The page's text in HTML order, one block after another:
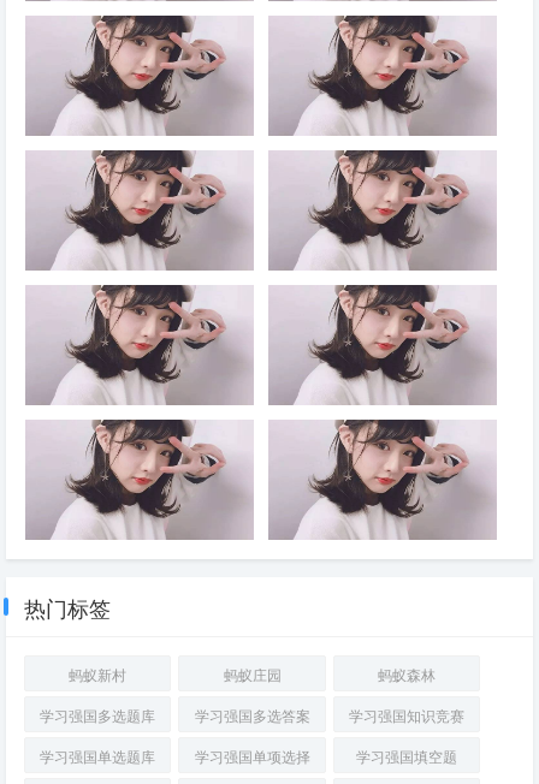
2026年7月30日召开的中共中央
政治局会议强调，要有效扩大
____，适应不同群体消费需求
扩大优质供给，挖掘____潜
力。扎实推进____规划建设。
加快现代化产业体系建设，加强
对基础研究的长期稳定支持，深
入实施“人工智能+”行动，发展
____，完善人工智能治理体
系。积极推动前沿技术突破和未
来产业发展，着力打造____，
持续推动传统产业改造升级
2026年7月30日召开的中共中央
政治局会议认为，今年以来，以
习近平同志为核心的党中央团结
带领全党全国各族人民锐意进
取、奋勇拼搏，坚持统筹国内国
际两个大局，统筹发展和安全，
有效应对各种外部冲击和内部困
难，我国经济呈现____、____
的发展态势。同时，要高度重视
经济运行中的困难挑战，坚定信
心，迎难而上，用好各种机遇和
优势，推动高质量发展行稳致远
2026年7月30日召开的中共中央
政治局会议强调，持之以恒推进
全面从严治党要坚持马克思列宁
主义、毛泽东思想、邓小平理
论、“三个代表”重要思想、科学
发展观，全面贯彻____，深入
学习贯彻____，落实____，以
____为根本，坚持和加强党中
央集中统一领导，着眼于提高党
的长期执政能力、保持党的先进
性和纯洁性、保持党同人民群众
的血肉联系，坚持严的基调不动
摇，健全全面从严治党体系，以
党的政治建设为统领，全面推进
党的各方面建设，充分激发全党
积极性主动性创造性，不断实现
党的自我净化、自我完善、自我
革新、自我提高，确保党始终成
为走在时代前列、人民衷心拥
护、经得起各种风浪考验、朝气
成为中国特色社会主义事业的坚
强领导核心。 ①习近平新时代
党建思想③新时代党的建设总要
求④党章。
2026年7月30日召开的中共中央
政治局会议指出，党的十八大以
来，全面从严治党取得伟大成
就，开辟了百年大党____新境
界，推动党和国家事业取得历史
性成就、发生历史性变革，党和
人民赢得强党强国的历史主动。
同时，随着世情国情党情发生深
刻变化，全面从严治党也面临许
多新情况新问题。全党必须从巩
固____、实现____的战略高
度，深刻认识持之以恒推进全面
从严治党的重大意义，坚定信
心，保持定力，以____把新时
代全面从严治党宝贵经验坚持
好、运用好，把党的建设面临的
突出问题整治好、解决好，把管
党治党形成的良好政治局面巩固
好、发展好
2026年7月30日，中共中央政治
局召开会议，决定今年10月在
北京召开中国共产党第二十届中
央委员会____全体会议，主要
议程是，中共中央政治局向中央
委员会报告工作，研究____若
干重大问题。会议分析研究当前
经济形势，部署____经济工
作。中共中央总书记习近平主持
会议
历史和现实都告诉我们，
____，是党的性质和宗旨的体
现，是中国共产党区别于其他政
党的显著标志，也是党发展壮大
的重要原因；能否保持党同人民
群众的血肉联系，决定着党的事
业的成败
要完善党内法规制定体制机制，
注重党内法规同国家法律的衔接
和协调，构建以____为根本、
若干配套党内法规为支撑的党内
法规制度体系，提高党内法规
____。党章等党规对党员的要
求____，党员不仅要严格遵守
只有加强____，才能增强工作
的科学性、领见性、主动性，才
能使领导和决策体现时代性、把
握规律性、富于创造性，避免陷
入少知而迷、不知而盲、无知而
乱的困境，才能克服本领不足、
本领恐慌、本领落后的问题
治责任，守住自己的政治生命
政治必修课来认真对待，决不能
利的工具，永葆共产党人政治本
和全体党员在____、____、
守的规矩，是维护党的团结统一
热门标签
蚂蚁新村 蚂蚁庄园
蚂蚁森林
学习强国多选题库
学习强国多选答案
学习强国知识竞赛
学习强国单选题库
学习强国单项选择 学习强国填空题